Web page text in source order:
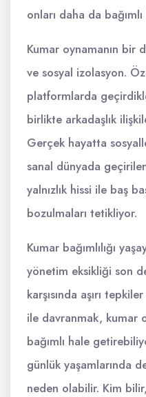
onları daha da
Kumar oynamanın bir
ve sosyal izolasyon.
platformlarda
birlikte arkadaşlık
Gerçek hayatta
sanal dünyada
yalnızlık hissi ile baş
bozulmaları tetikliyor.
Kumar bağımlılığı
yönetim eksikliği son
karşısında aşırı
ile davranmak, kumar
bağımlı hale
günlük yaşamlarında
neden olabilir. Kim